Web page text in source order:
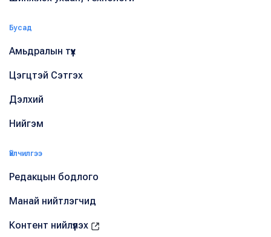
Бусад
Амьдралын түүх
Цэгцтэй Сэтгэх
Дэлхий
Нийгэм
Үйлчилгээ
Редакцын бодлого
Манай нийтлэгчид
Контент нийлүүлэх